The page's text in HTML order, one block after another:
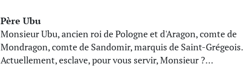
Père Ubu
Monsieur Ubu, ancien roi de Pologne et d'Aragon, comte de
Mondragon, comte de Sandomir, marquis de Saint-Grégeois.
Actuellement, esclave, pour vous servir, Monsieur ?…